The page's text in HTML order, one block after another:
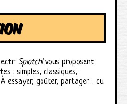
Splotch!vous proposent
: simples, classiques,
essayer, goûter, partager… ou